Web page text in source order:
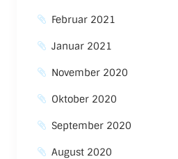
Februar 2021
Januar 2021
November 2020
Oktober 2020
September 2020
August 2020